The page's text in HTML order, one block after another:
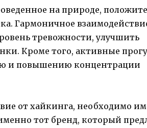
на природе,
Гармоничное
тревожности, улучшить
Кроме того, активные
и повышению концентрации
от хайкинга, необходимо
тот бренд, который